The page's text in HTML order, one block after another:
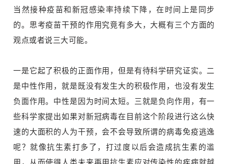
当然接种疫苗和新冠感染率持续下降，在时间上是同步
的。思考疫苗干预的作用究竟有多大，大概有三个方面的
观点或者说三大可能。
一是它起了积极的正面作用，但是有待科学研究证实。二
是中性作用，就是既没有发生大的积极作用，也没有发生
负面作用。中性是因为时间太短。三就是负向作用，有一
些科学家提出如果对新冠病毒在目前这个阶段进行这么快
速的大面积的人为干预，会不会导致所谓的病毒免疫逃逸
呢？就像抗生素打多了，打过度以后会造成抗生素的滥